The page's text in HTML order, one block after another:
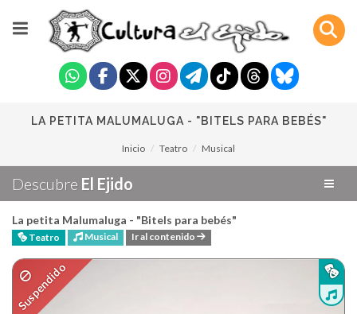
LA PETITA MALUMALUGA - "BITELS PARA BEBÉS"
Inicio Teatro Musical
Descubre El Ejido
La petita Malumaluga - "Bitels para bebés"
Teatro Musical Ir al contenido
Suspendido